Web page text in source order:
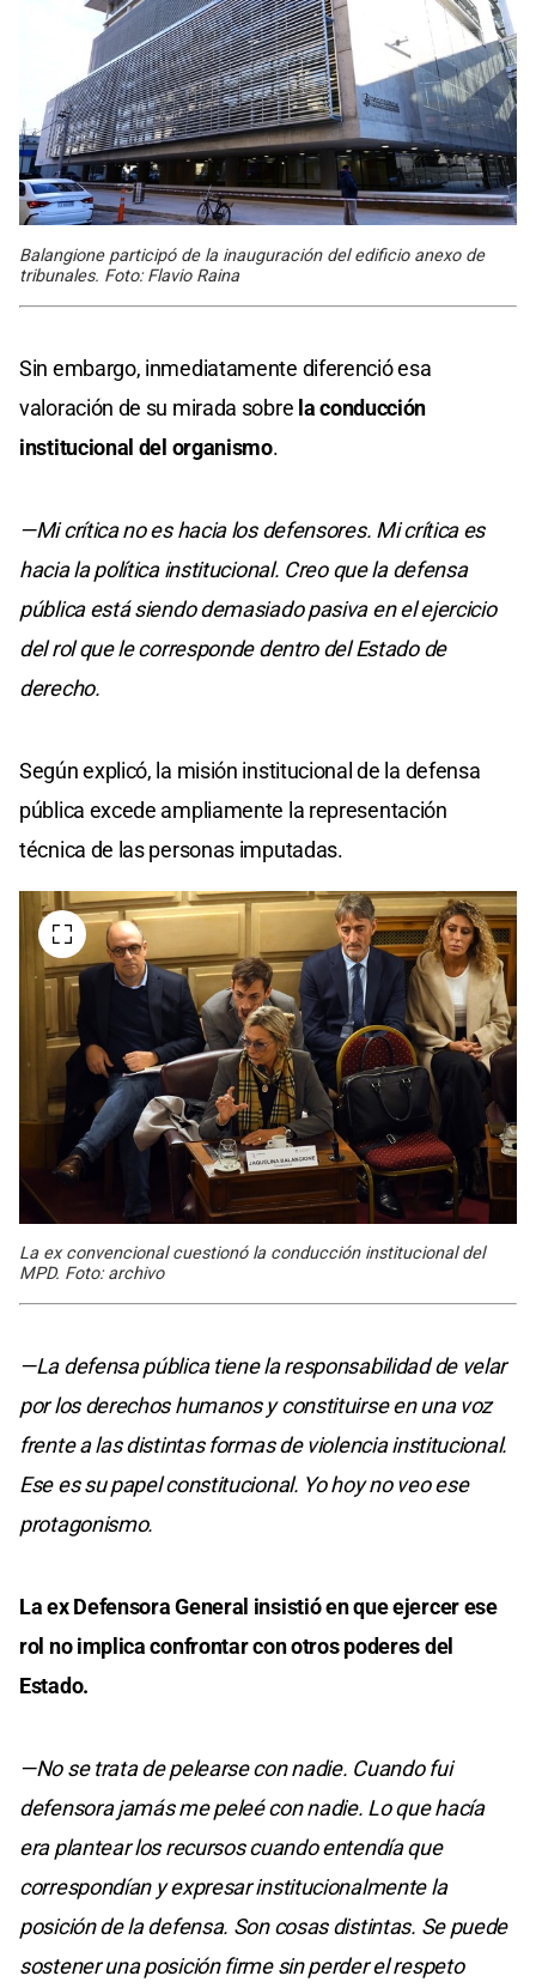
Balangione participó de la inauguración del edificio anexo de
tribunales. Foto: Flavio Raina
Sin embargo, inmediatamente diferenció esa
valoración de su mirada sobre la conducción
institucional del organismo.
—Mi crítica no es hacia los defensores. Mi crítica es
hacia la política institucional. Creo que la defensa
pública está siendo demasiado pasiva en el ejercicio
del rol que le corresponde dentro del Estado de
derecho.
Según explicó, la misión institucional de la defensa
pública excede ampliamente la representación
técnica de las personas imputadas.
La ex convencional cuestionó la conducción institucional del
MPD. Foto: archivo
—La defensa pública tiene la responsabilidad de velar
por los derechos humanos y constituirse en una voz
frente a las distintas formas de violencia institucional.
Ese es su papel constitucional. Yo hoy no veo ese
protagonismo.
La ex Defensora General insistió en que ejercer ese
rol no implica confrontar con otros poderes del
Estado.
—No se trata de pelearse con nadie. Cuando fui
defensora jamás me peleé con nadie. Lo que hacía
era plantear los recursos cuando entendía que
correspondían y expresar institucionalmente la
posición de la defensa. Son cosas distintas. Se puede
sostener una posición firme sin perder el respeto